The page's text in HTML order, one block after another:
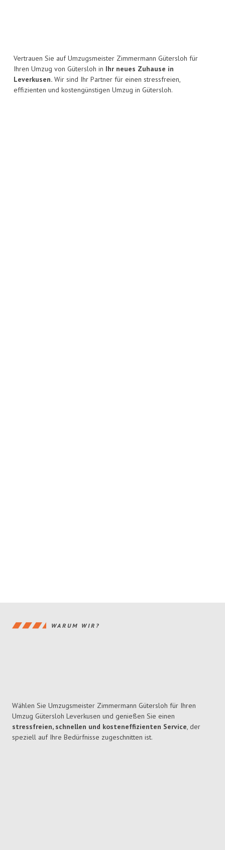
Vertrauen Sie auf Umzugsmeister Zimmermann Gütersloh für
Ihren Umzug von Gütersloh in Ihr neues Zuhause in
Leverkusen. Wir sind Ihr Partner für einen stressfreien,
effizienten und kostengünstigen Umzug in Gütersloh.
WARUM WIR?
Wählen Sie Umzugsmeister Zimmermann Gütersloh für Ihren
Umzug Gütersloh Leverkusen und genießen Sie einen
stressfreien, schnellen und kosteneffizienten Service, der
speziell auf Ihre Bedürfnisse zugeschnitten ist.